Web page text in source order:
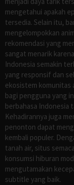
mengetahui apakah
tersedia. Selain itu,
mengelompokkan
rekomendasi yang
sangat menarik
Indonesia semakin
yang responsif dan
ekosistem komunitas
bagi pengguna yang
berbahasa Indonesia
Kehadirannya juga
penonton dapat
kembali populer.
tanah air, situs
konsumsi hiburan
mengutamakan
subtitle yang baik.